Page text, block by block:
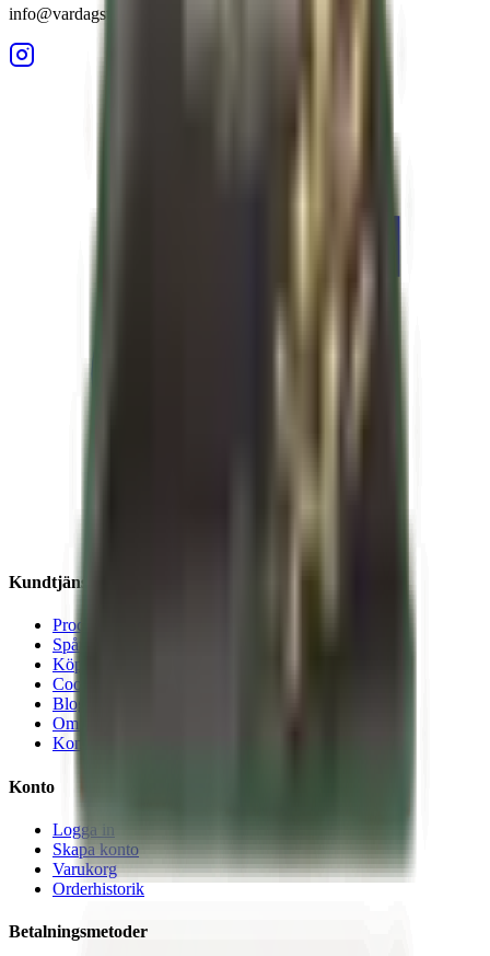
info@vardagstorget.se
Kundtjänst
Produkter
Spåra order
Köpvillkor
Cookiepolicy
Blogg
Om oss
Kontakta oss
Konto
Logga in
Skapa konto
Varukorg
Orderhistorik
Betalningsmetoder